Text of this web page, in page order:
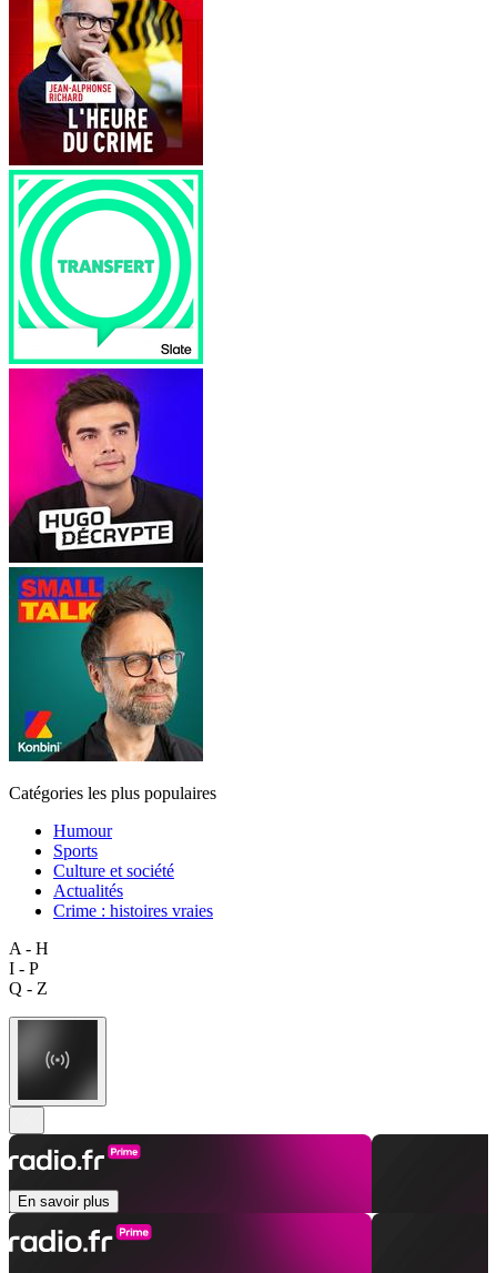
Catégories les plus populaires
Humour
Sports
Culture et société
Actualités
Crime : histoires vraies
A - H
I - P
Q - Z
En savoir plus